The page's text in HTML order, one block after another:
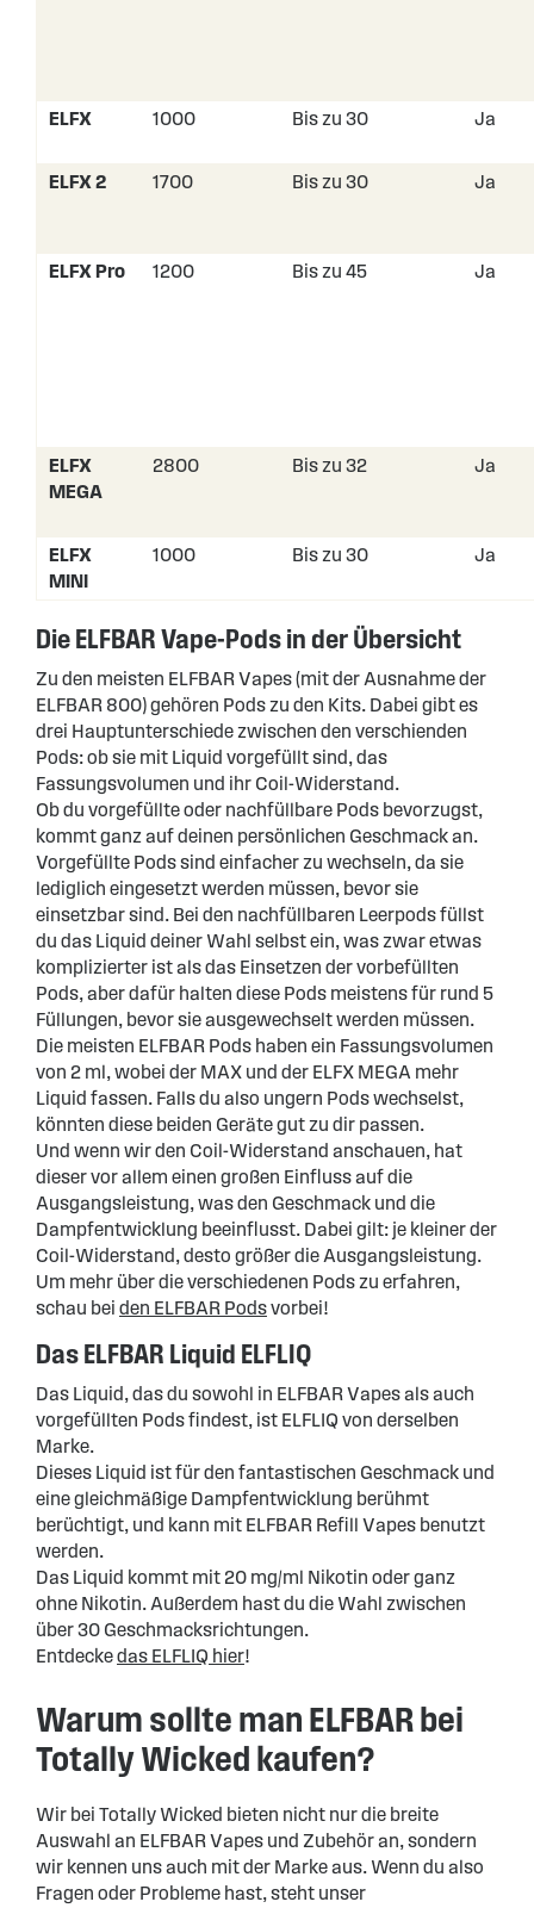
ELFX 1000 Bis zu 30 Ja
ELFX 2 1700 Bis zu 30 Ja
ELFX Pro 1200 Bis zu 45 Ja
ELFX
MEGA
2800 Bis zu 32 Ja
ELFX
MINI
1000 Bis zu 30 Ja
Die ELFBAR Vape-Pods in der Übersicht
Zu den meisten ELFBAR Vapes (mit der Ausnahme der
ELFBAR 800) gehören Pods zu den Kits. Dabei gibt es
drei Hauptunterschiede zwischen den verschienden
Pods: ob sie mit Liquid vorgefüllt sind, das
Fassungsvolumen und ihr Coil-Widerstand.
Ob du vorgefüllte oder nachfüllbare Pods bevorzugst,
kommt ganz auf deinen persönlichen Geschmack an.
Vorgefüllte Pods sind einfacher zu wechseln, da sie
lediglich eingesetzt werden müssen, bevor sie
einsetzbar sind. Bei den nachfüllbaren Leerpods füllst
du das Liquid deiner Wahl selbst ein, was zwar etwas
komplizierter ist als das Einsetzen der vorbefüllten
Pods, aber dafür halten diese Pods meistens für rund 5
Füllungen, bevor sie ausgewechselt werden müssen.
Die meisten ELFBAR Pods haben ein Fassungsvolumen
von 2 ml, wobei der MAX und der ELFX MEGA mehr
Liquid fassen. Falls du also ungern Pods wechselst,
könnten diese beiden Geräte gut zu dir passen.
Und wenn wir den Coil-Widerstand anschauen, hat
dieser vor allem einen großen Einfluss auf die
Ausgangsleistung, was den Geschmack und die
Dampfentwicklung beeinflusst. Dabei gilt: je kleiner der
Coil-Widerstand, desto größer die Ausgangsleistung.
Um mehr über die verschiedenen Pods zu erfahren,
schau bei den ELFBAR Podsvorbei!
Das ELFBAR Liquid ELFLIQ
Das Liquid, das du sowohl in ELFBAR Vapes als auch
vorgefüllten Pods findest, ist ELFLIQ von derselben
Marke.
Dieses Liquid ist für den fantastischen Geschmack und
eine gleichmäßige Dampfentwicklung berühmt
berüchtigt, und kann mit ELFBAR Refill Vapes benutzt
werden.
Das Liquid kommt mit 20 mg/ml Nikotin oder ganz
ohne Nikotin. Außerdem hast du die Wahl zwischen
über 30 Geschmacksrichtungen.
Entdeckedas ELFLIQ hier!
Warum sollte man ELFBAR bei
Totally Wicked kaufen?
Wir bei Totally Wicked bieten nicht nur die breite
Auswahl an ELFBAR Vapes und Zubehör an, sondern
wir kennen uns auch mit der Marke aus. Wenn du also
Fragen oder Probleme hast, steht unser